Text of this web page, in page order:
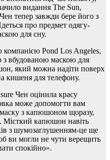
видання The Sun,
тепер завжди бере його з
про предмет одягу-
для сну.
Pond Los Angeles,
вбудованою маскою для
який можна надіти поверх
кишеня для телефону.
Чен оцінила красу
може допомогти вам
маску з капюшоном щоразу,
Місткий капюшон навіть
з шумозаглушенням-це ще
ви могли не чути верещить
спокійно».